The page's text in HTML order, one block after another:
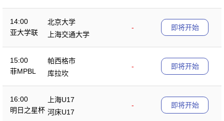
14:00
亚大学联
北京大学
-
上海交通大学
即将开始
15:00
菲MPBL
帕西格市
-
库拉坎
即将开始
16:00
明日之星杯
上海U17
-
河床U17
即将开始